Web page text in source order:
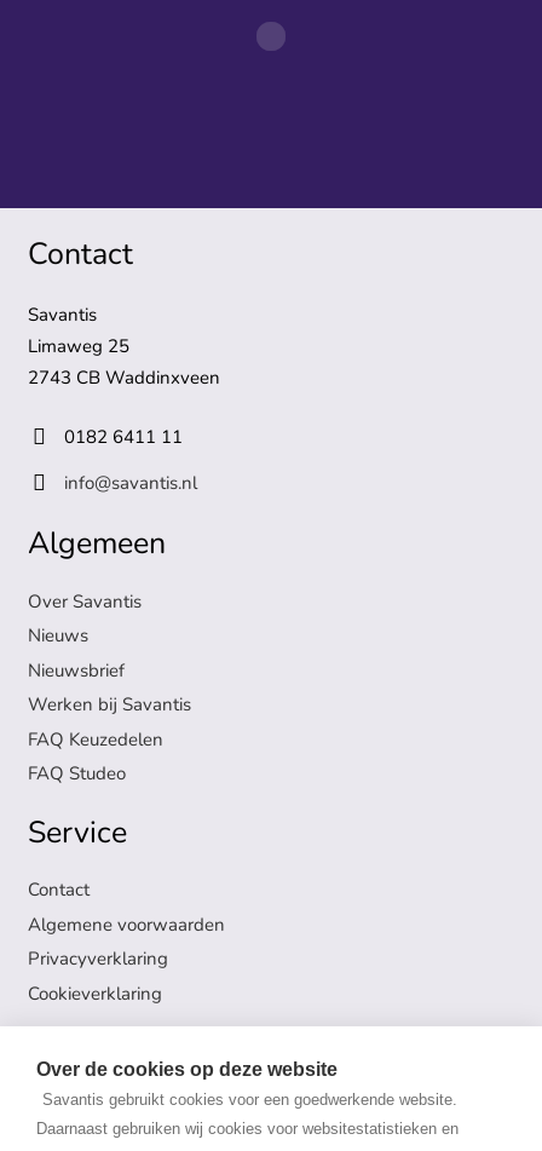
Over de cookies op deze website
Savantis gebruikt cookies voor een goedwerkende website.
Daarnaast gebruiken wij cookies voor websitestatistieken en
Contact
Savantis
Limaweg 25
2743 CB Waddinxveen
0182 6411 11
info@savantis.nl
Algemeen
Over Savantis
Nieuws
Nieuwsbrief
Werken bij Savantis
FAQ Keuzedelen
FAQ Studeo
Service
Contact
Algemene voorwaarden
Privacyverklaring
Cookieverklaring
Volg ons
Onderwijs en Examens